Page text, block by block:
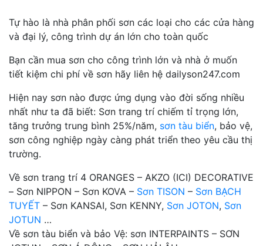
Tự hào là nhà phân phối sơn các loại cho các cửa hàng
và đại lý, công trình dự án lớn cho toàn quốc
Bạn cần mua sơn cho công trình lớn và nhà ở muốn
tiết kiệm chi phí về sơn hãy liên hệ dailyson247.com
Hiện nay sơn nào được ứng dụng vào đời sống nhiều
nhất như ta đã biết: Sơn trang trí chiếm tỉ trọng lớn,
tăng trưởng trung bình 25%/năm, sơn tàu biển, bảo vệ,
sơn công nghiệp ngày càng phát triển theo yêu cầu thị
trường.
Về sơn trang trí 4 ORANGES – AKZO (ICI) DECORATIVE
– Sơn NIPPON – Sơn KOVA – Sơn TISON – Sơn BẠCH
TUYẾT – Sơn KANSAI, Sơn KENNY, Sơn JOTON, Sơn
JOTUN …
Về sơn tàu biển và bảo Vệ: sơn INTERPAINTS – SƠN